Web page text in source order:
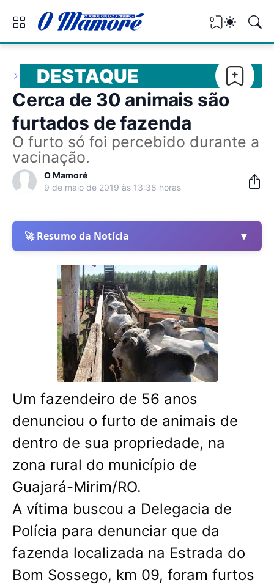
0
DESTAQUE
Cerca de 30 animais são
furtados de fazenda
O furto só foi percebido durante a
vacinação.
O Mamoré
9 de maio de 2019 às 13:38 horas
🚀 Resumo da Notícia ▼
Um fazendeiro de 56 anos
denunciou o furto de animais de
dentro de sua propriedade, na
zona rural do município de
Guajará-Mirim/RO.
A vítima buscou a Delegacia de
Polícia para denunciar que da
fazenda localizada na Estrada do
Bom Sossego, km 09, foram furtos